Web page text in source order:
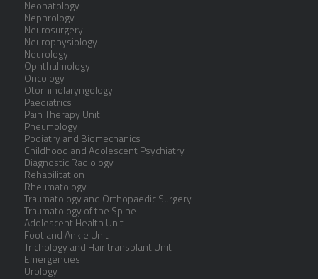
Neonatology
Nephrology
Neurosurgery
Neurophysiology
Neurology
Ophthalmology
Oncology
Otorhinolaryngology
Paediatrics
Pain Therapy Unit
Pneumology
Podiatry and Biomechanics
Childhood and Adolescent Psychiatry
Diagnostic Radiology
Rehabilitation
Rheumatology
Traumatology and Orthopaedic Surgery
Traumatology of the Spine
Adolescent Health Unit
Foot and Ankle Unit
Trichology and Hair transplant Unit
Emergencies
Urology